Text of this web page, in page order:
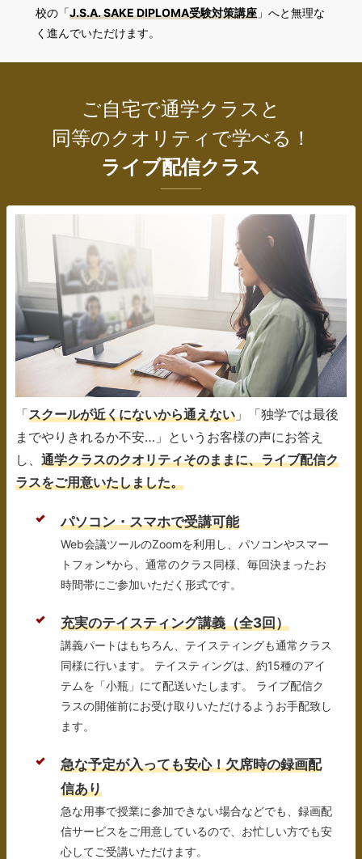
校の「J.S.A. SAKE DIPLOMA受験対策講座 」へと無理な
く進んでいただけます。
ご自宅で通学クラスと
同等のクオリティで学べる！
ライブ配信クラス
「スクールが近くにないから通えない 」「独学では最後
までやりきれるか不安…」というお客様の声にお答え
し、通学クラスのクオリティそのままに、ライブ配信ク
ラスをご用意いたしました。
パソコン・スマホで受講可能
Web会議ツールのZoomを利用し、パソコンやスマー
トフォン*から、通常のクラス同様、毎回決まったお
時間帯にご参加いただく形式です。
充実のテイスティング講義（全3回）
講義パートはもちろん、テイスティングも通常クラス
同様に行います。 テイスティングは、約15種のアイ
テムを「小瓶」にて配送いたします。 ライブ配信ク
ラスの開催前にお受け取りいただけるようお手配致し
ます。
急な予定が入っても安心！欠席時の録画配
信あり
急な用事で授業に参加できない場合などでも、録画配
信サービスをご用意しているので、お忙しい方でも安
心してご受講いただけます。